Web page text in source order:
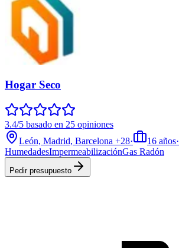
Hogar Seco
3.4/5 basado en 25 opiniones
León, Madrid, Barcelona +28· 16 años·
HumedadesImpermeabilizaciónGas Radón
Pedir presupuesto